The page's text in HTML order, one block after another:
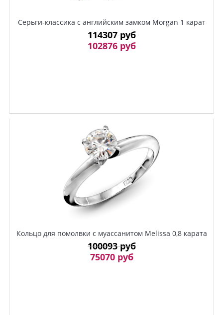
Серьги-классика с английским замком Morgan 1 карат
114307 руб
102876 руб
Кольцо для помолвки с муассанитом Melissa 0,8 карата
100093 руб
75070 руб